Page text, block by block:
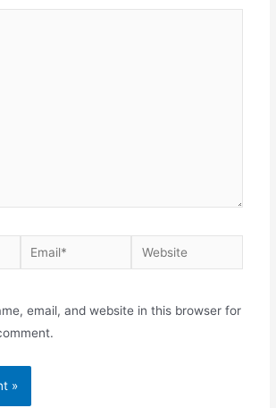
Email* Website
email, and website in this browser for